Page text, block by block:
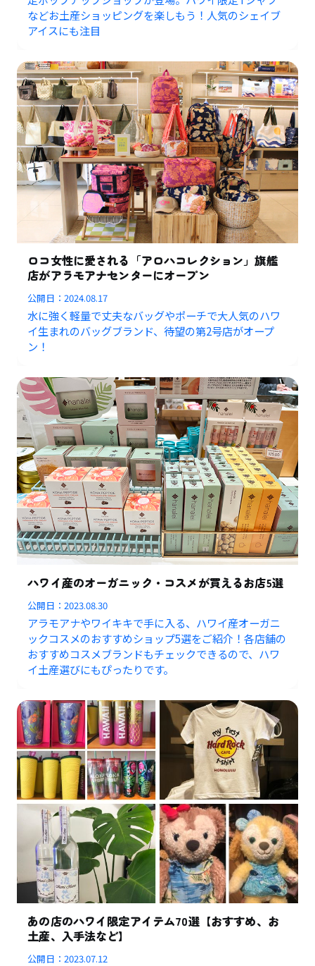
などお土産ショッピングを楽しもう！人気のシェイブ
アイスにも注目
ロコ女性に愛される「アロハコレクション」旗艦
店がアラモアナセンターにオープン
公開日：2024.08.17
水に強く軽量で丈夫なバッグやポーチで大人気のハワ
イ生まれのバッグブランド、待望の第2号店がオープ
ン！
ハワイ産のオーガニック・コスメが買えるお店5選
公開日：2023.08.30
アラモアナやワイキキで手に入る、ハワイ産オーガニ
ックコスメのおすすめショップ5選をご紹介！各店舗の
おすすめコスメブランドもチェックできるので、ハワ
イ土産選びにもぴったりです。
あの店のハワイ限定アイテム70選【おすすめ、お
土産、入手法など】
公開日：2023.07.12